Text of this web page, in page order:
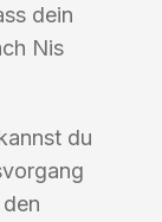
dein
Nis
du